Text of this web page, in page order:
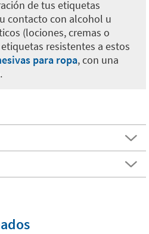
de tus etiquetas
contacto con alcohol u
(lociones, cremas o
resistentes a estos
para ropa, con una